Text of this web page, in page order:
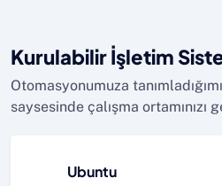
Kurulabilir İşletim
Otomasyonumuza
saysesinde çalışma ortamınızı
Ubuntu